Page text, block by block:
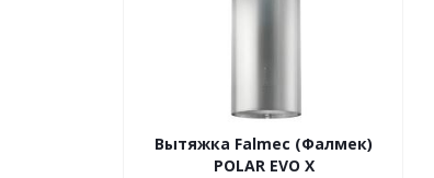
Вытяжка Falmec (Фалмек)
POLAR EVO X